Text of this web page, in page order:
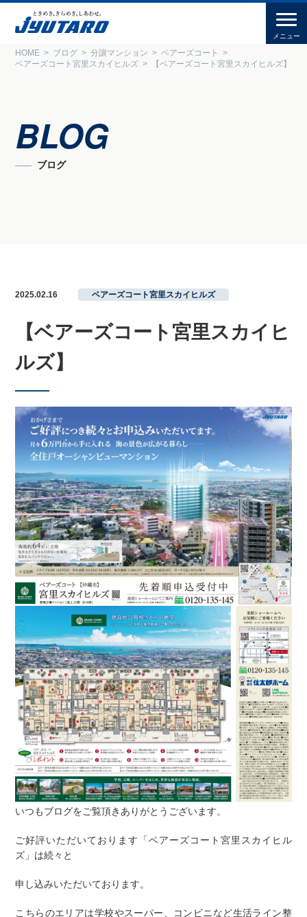
HOME ブログ 分譲マンション
ベアーズコート
ベアーズコート宮里スカイヒルズ
【ベアーズコート宮里スカイヒルズ】
BLOG
ブログ
2025.02.16 ベアーズコート宮里スカイヒルズ
【ベアーズコート宮里スカイヒ
ルズ】
いつもブログをご覧頂きありがとうございます。
ご好評いただいております「ベアーズコート宮里スカイヒル
ズ」は続々と
申し込みいただいております。
こちらのエリアは学校やスーパー、コンビニなど生活ライン整